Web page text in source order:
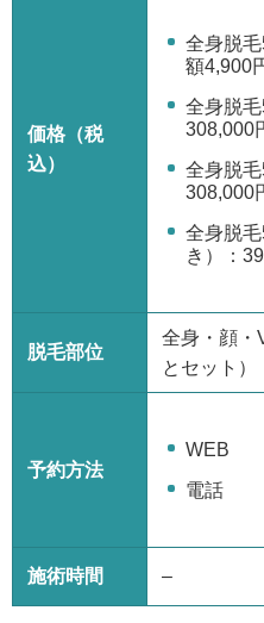
価格（税
込）
全身脱
額4,900
全身脱毛
308,000
全身脱毛
308,000
全身脱
き）：
脱毛部位
全身・顔・
とセット）
予約方法
WEB
電話
施術時間 –